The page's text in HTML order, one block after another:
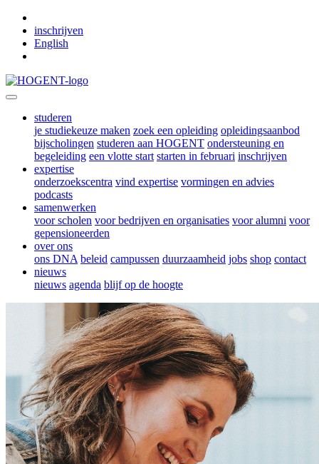
inschrijven
English
studeren
je studiekeuze maken zoek een opleiding opleidingsaanbod
bijscholingen studeren aan HOGENT ondersteuning en
begeleiding een vlotte start starten in februari inschrijven
expertise
onderzoekscentra vind expertise vormingen en advies
podcasts
samenwerken
voor scholen voor bedrijven en organisaties voor alumni voor
gepensioneerden
over ons
ons DNA beleid campussen duurzaamheid jobs shop contact
nieuws
nieuws agenda blijf op de hoogte